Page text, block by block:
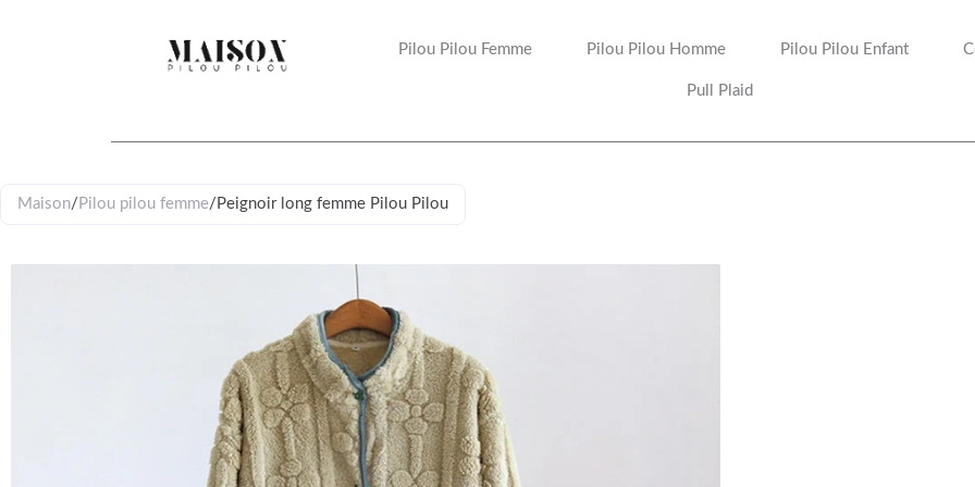
Pilou Pilou Femme Pilou Pilou Homme Pilou Pilou Enfant
Pull Plaid
Maison/ Pilou pilou femme/ Peignoir long femme Pilou Pilou